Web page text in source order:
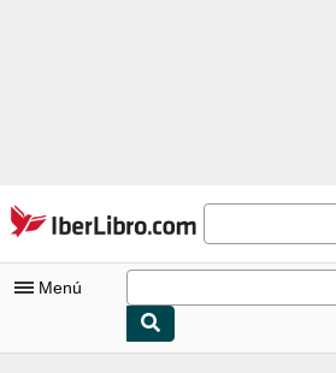
Pasar al contenido principal
IberLibro.com
Menú